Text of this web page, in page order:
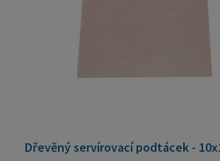
Dřevěný servírovací podtácek -